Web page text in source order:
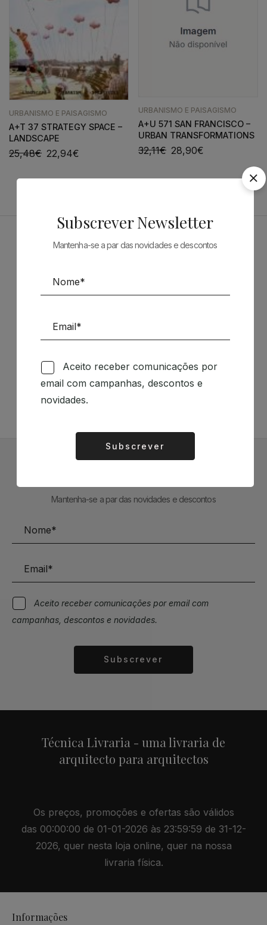
URBANISMO E PAISAGISMO
A+T 37 STRATEGY SPACE –
LANDSCAPE
25,48€ 22,94€
URBANISMO E PAISAGISMO
A+U 571 SAN FRANCISCO –
URBAN TRANSFORMATIONS
32,11€ 28,90€
Patrocinadores
TÉCNICA LIVRARIA »
Mantenha-se a par das novidades e descontos
Aceito receber comunicações por email com
campanhas, descontos e novidades.
Subscrever
Técnica Livraria - uma livraria de
arquitecto para arquitectos
Os preços, promoções e ofertas são válidos
das 00:00:00 de 01-01-2026 às 23:59:59 de 31-12-
2026, quer nesta loja online, quer na nossa
livraria física.
Informações
Subscrever Newsletter
Mantenha-se a par das novidades e descontos
Aceito receber comunicações por
email com campanhas, descontos e
novidades.
Subscrever